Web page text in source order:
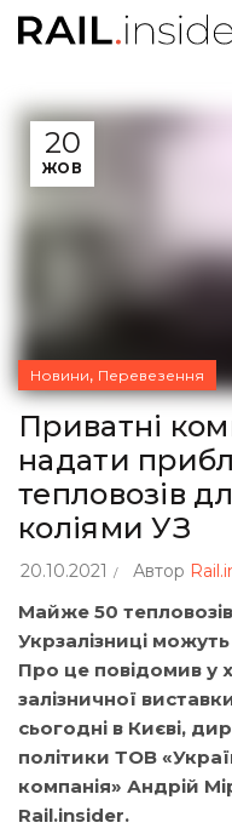
20
ЖОВ
Новини, Перевезення
Приватні
надати
тепловозів
коліями УЗ
20.10.2021 Автор
Майже 50
Укрзалізниці
Про це повідомив у
залізничної
сьогодні в Києві,
політики ТОВ
компанія» Андрій
Rail.insider.